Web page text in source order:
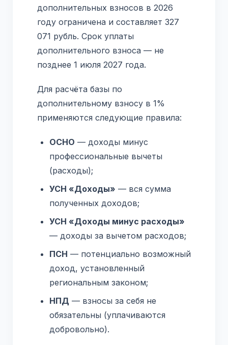
дополнительных взносов в 2026
году ограничена и составляет 327
071 рубль. Срок уплаты
дополнительного взноса — не
позднее 1 июля 2027 года.
Для расчёта базы по
дополнительному взносу в 1%
применяются следующие правила:
ОСНО — доходы минус
профессиональные вычеты
(расходы);
УСН «Доходы» — вся сумма
полученных доходов;
УСН «Доходы минус расходы»
— доходы за вычетом расходов;
ПСН — потенциально возможный
доход, установленный
региональным законом;
НПД — взносы за себя не
обязательны (уплачиваются
добровольно).